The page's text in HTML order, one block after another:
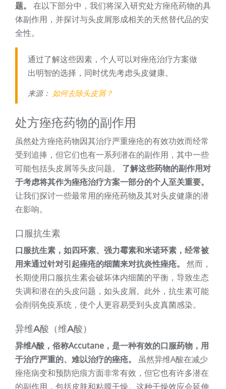
题。
在以下部分中，我们将深入研究处方痤疮药物的具
体副作用，并探讨与头皮屑形成相关的天然替代品的安
全性。
通过了解这些因素，个人可以对痤疮治疗方案做
出明智的选择，同时优先考虑头皮健康。
来源： 如何去除头皮屑？
处方痤疮药物的副作用
虽然处方痤疮药物因其治疗严重痤疮的有效功效而经常
受到追捧，但它们也有一系列潜在的副作用，其中一些
可能包括头皮屑等头皮问题。 了解这些药物的副作用对
于考虑将其作为痤疮治疗方案一部分的个人至关重要。
让我们探讨一些最常用的痤疮药物及其对头皮健康的潜
在影响。
口服抗生素
口服抗生素，如四环素、强力霉素和米诺环素，经常被
用来通过针对引起痤疮的细菌来对抗炎性痤疮。
然而，
长期使用口服抗生素会破坏体内细菌的平衡，导致生态
失调和潜在的头皮问题，如头皮屑。此外，抗生素可能
会削弱免疫系统，使个人更容易受到头皮真菌感染。
异维A酸（维A酸）
异维A酸，俗称Accutane，是一种有效的口服药物，用
于治疗严重的、难以治疗的痤疮。
虽然异维A酸在减少
痤疮病变和预防疤痕方面非常有效，但它也有许多潜在
的副作用，包括皮肤和粘膜干燥。这种干燥效应会延伸